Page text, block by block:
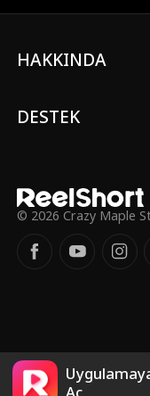
HAKKINDA
DESTEK
© 2026 Crazy Maple